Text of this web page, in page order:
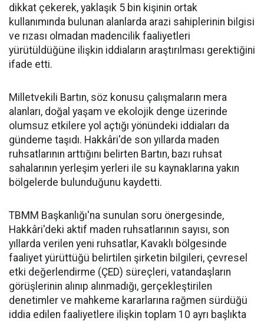
dikkat çekerek, yaklaşık 5 bin kişinin ortak
kullanımında bulunan alanlarda arazi sahiplerinin bilgisi
ve rızası olmadan madencilik faaliyetleri
yürütüldüğüne ilişkin iddiaların araştırılması gerektiğini
ifade etti.
Milletvekili Bartın, söz konusu çalışmaların mera
alanları, doğal yaşam ve ekolojik denge üzerinde
olumsuz etkilere yol açtığı yönündeki iddiaları da
gündeme taşıdı. Hakkâri'de son yıllarda maden
ruhsatlarının arttığını belirten Bartın, bazı ruhsat
sahalarının yerleşim yerleri ile su kaynaklarına yakın
bölgelerde bulunduğunu kaydetti.
TBMM Başkanlığı'na sunulan soru önergesinde,
Hakkâri'deki aktif maden ruhsatlarının sayısı, son
yıllarda verilen yeni ruhsatlar, Kavaklı bölgesinde
faaliyet yürüttüğü belirtilen şirketin bilgileri, çevresel
etki değerlendirme (ÇED) süreçleri, vatandaşların
görüşlerinin alınıp alınmadığı, gerçekleştirilen
denetimler ve mahkeme kararlarına rağmen sürdüğü
iddia edilen faaliyetlere ilişkin toplam 10 ayrı başlıkta